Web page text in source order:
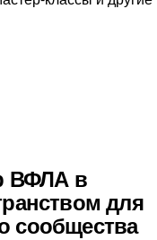
ВФЛА в
для
сообщества